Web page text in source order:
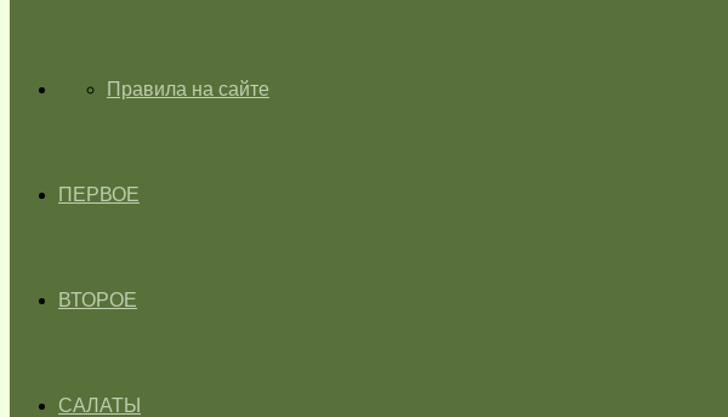
ГЛАВНАЯПравила на сайте
ПЕРВОЕ
ВТОРОЕ
САЛАТЫ